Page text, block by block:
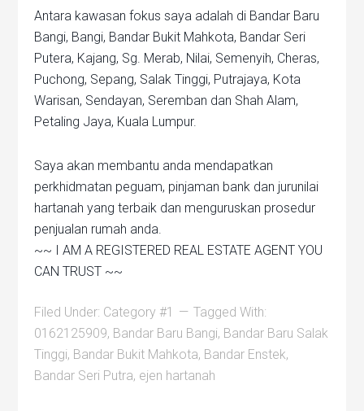
Antara kawasan fokus saya adalah di Bandar Baru
Bangi, Bangi, Bandar Bukit Mahkota, Bandar Seri
Putera, Kajang, Sg. Merab, Nilai, Semenyih, Cheras,
Puchong, Sepang, Salak Tinggi, Putrajaya, Kota
Warisan, Sendayan, Seremban dan Shah Alam,
Petaling Jaya, Kuala Lumpur.
Saya akan membantu anda mendapatkan
perkhidmatan peguam, pinjaman bank dan jurunilai
hartanah yang terbaik dan menguruskan prosedur
penjualan rumah anda.
~~ I AM A REGISTERED REAL ESTATE AGENT YOU
CAN TRUST ~~
Filed Under: Category #1
Tagged With:
0162125909, Bandar Baru Bangi, Bandar Baru Salak
Tinggi, Bandar Bukit Mahkota, Bandar Enstek,
Bandar Seri Putra, ejen hartanah